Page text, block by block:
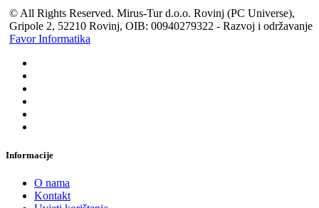
© All Rights Reserved. Mirus-Tur d.o.o. Rovinj (PC Universe),
Gripole 2, 52210 Rovinj, OIB: 00940279322 - Razvoj i održavanje
Favor Informatika
Informacije
O nama
Kontakt